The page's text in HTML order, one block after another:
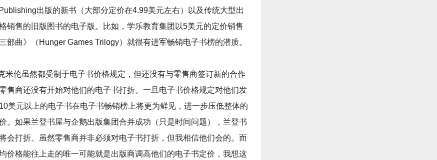
出版的新书（大部分定价在4.99美元左右）以及传统大型出
销售的旧版图书的电子版。比如，学乐教育集团以5美元的定价销售
部曲》（Hunger Games Trilogy）就很有进军畅销电子书榜的潜质。
米伦虽然都受制于电子书价格规定，但还没有与零售商签订新的合作
商还没有开始对他们的电子书打折。一旦电子书价格规定对他们发
美元以上的电子书在电子书畅销榜上将更为鲜见，进一步压低整体的
。如果兰登书屋与企鹅出版集团合并成功（只是时间问题），兰登书
会打折。虽然零售商并非必须对电子书打折，但我相信他们会的。而
价格能往上走的唯一可能就是出版商调高他们的电子书定价，我想这